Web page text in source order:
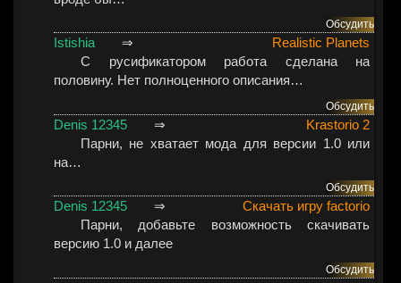
Обсудить
Istishia ⇒
Realistic Planets
С русификатором работа сделана на
половину. Нет полноценного описания…
Обсудить
Denis 12345 ⇒
Krastorio 2
Парни, не хватает мода для версии 1.0 или
на…
Обсудить
Denis 12345 ⇒
Скачать игру factorio
Парни, добавьте возможность скачивать
версию 1.0 и далее
Обсудить